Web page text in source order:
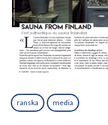
ranska media